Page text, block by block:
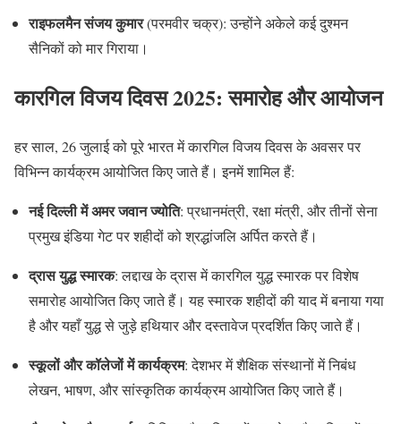
राइफलमैन संजय कुमार(परमवीर चक्र): उन्होंने अकेले कई दुश्मन
सैनिकों को मार गिराया।
कारगिल विजय दिवस 2025: समारोह और आयोजन
हर साल, 26 जुलाई को पूरे भारत में कारगिल विजय दिवस के अवसर पर
विभिन्न कार्यक्रम आयोजित किए जाते हैं। इनमें शामिल हैं:
नई दिल्ली में अमर जवान ज्योति: प्रधानमंत्री, रक्षा मंत्री, और तीनों सेना
प्रमुख इंडिया गेट पर शहीदों को श्रद्धांजलि अर्पित करते हैं।
द्रास युद्ध स्मारक: लद्दाख के द्रास में कारगिल युद्ध स्मारक पर विशेष
समारोह आयोजित किए जाते हैं। यह स्मारक शहीदों की याद में बनाया गया
है और यहाँ युद्ध से जुड़े हथियार और दस्तावेज प्रदर्शित किए जाते हैं।
स्कूलों और कॉलेजों में कार्यक्रम: देशभर में शैक्षिक संस्थानों में निबंध
लेखन, भाषण, और सांस्कृतिक कार्यक्रम आयोजित किए जाते हैं।